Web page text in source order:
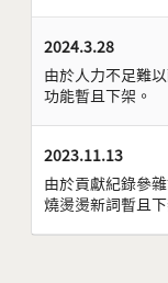
2024.3.28
由於人力不足難
功能暫且下架。
2023.11.13
由於貢獻紀錄參
燒燙燙新詞暫且下